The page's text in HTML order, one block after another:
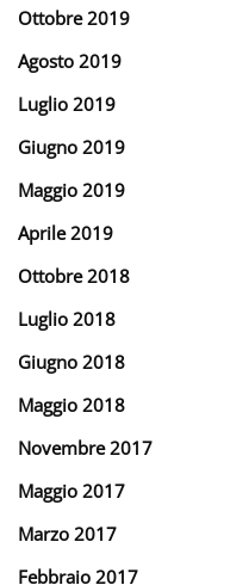
Ottobre 2019
Agosto 2019
Luglio 2019
Giugno 2019
Maggio 2019
Aprile 2019
Ottobre 2018
Luglio 2018
Giugno 2018
Maggio 2018
Novembre 2017
Maggio 2017
Marzo 2017
Febbraio 2017